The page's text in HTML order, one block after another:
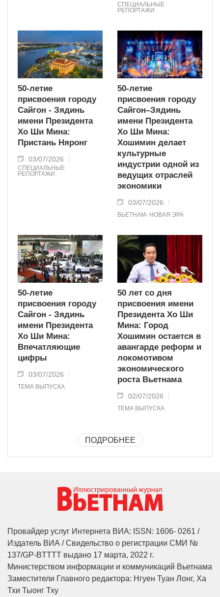
СПЕЦИАЛЬНЫЕ
РЕПОРТАЖИ
50-летие
присвоения городу
Сайгон - Зядинь
имени Президента
Хо Ши Мина:
Пристань Няронг
03/07/2026
СПЕЦИАЛЬНЫЕ
РЕПОРТАЖИ
50-летие
присвоения городу
Сайгон–Зядинь
имени Президента
Хо Ши Мина:
Хошимин делает
культурные
индустрии одной из
ведущих отраслей
экономики
03/07/2026
ВЬЕТНАМ- НОВАЯ ЭРА
50-летие
присвоения городу
Сайгон - Зядинь
имени Президента
Хо Ши Мина:
Впечатляющие
цифры
03/07/2026
ТЕМА ВЫПУСКА
50 лет со дня
присвоения имени
Президента Хо Ши
Мина: Город
Хошимин остается в
авангарде реформ и
локомотивом
экономического
роста Вьетнама
02/07/2026
ТЕМА ВЫПУСКА
ПОДРОБНЕЕ
Провайдер услуг Интернета ВИА: ISSN: 1606- 0261 /
Издатель ВИА / Свидельство о регистрации СМИ №
137/GP-BTTTT выдано 17 марта, 2022 г.
Министерством информации и коммуникаций Вьетнама
Заместители Главного редактора: Нгуен Туан Лонг, Ха
Тхи Тыонг Тху